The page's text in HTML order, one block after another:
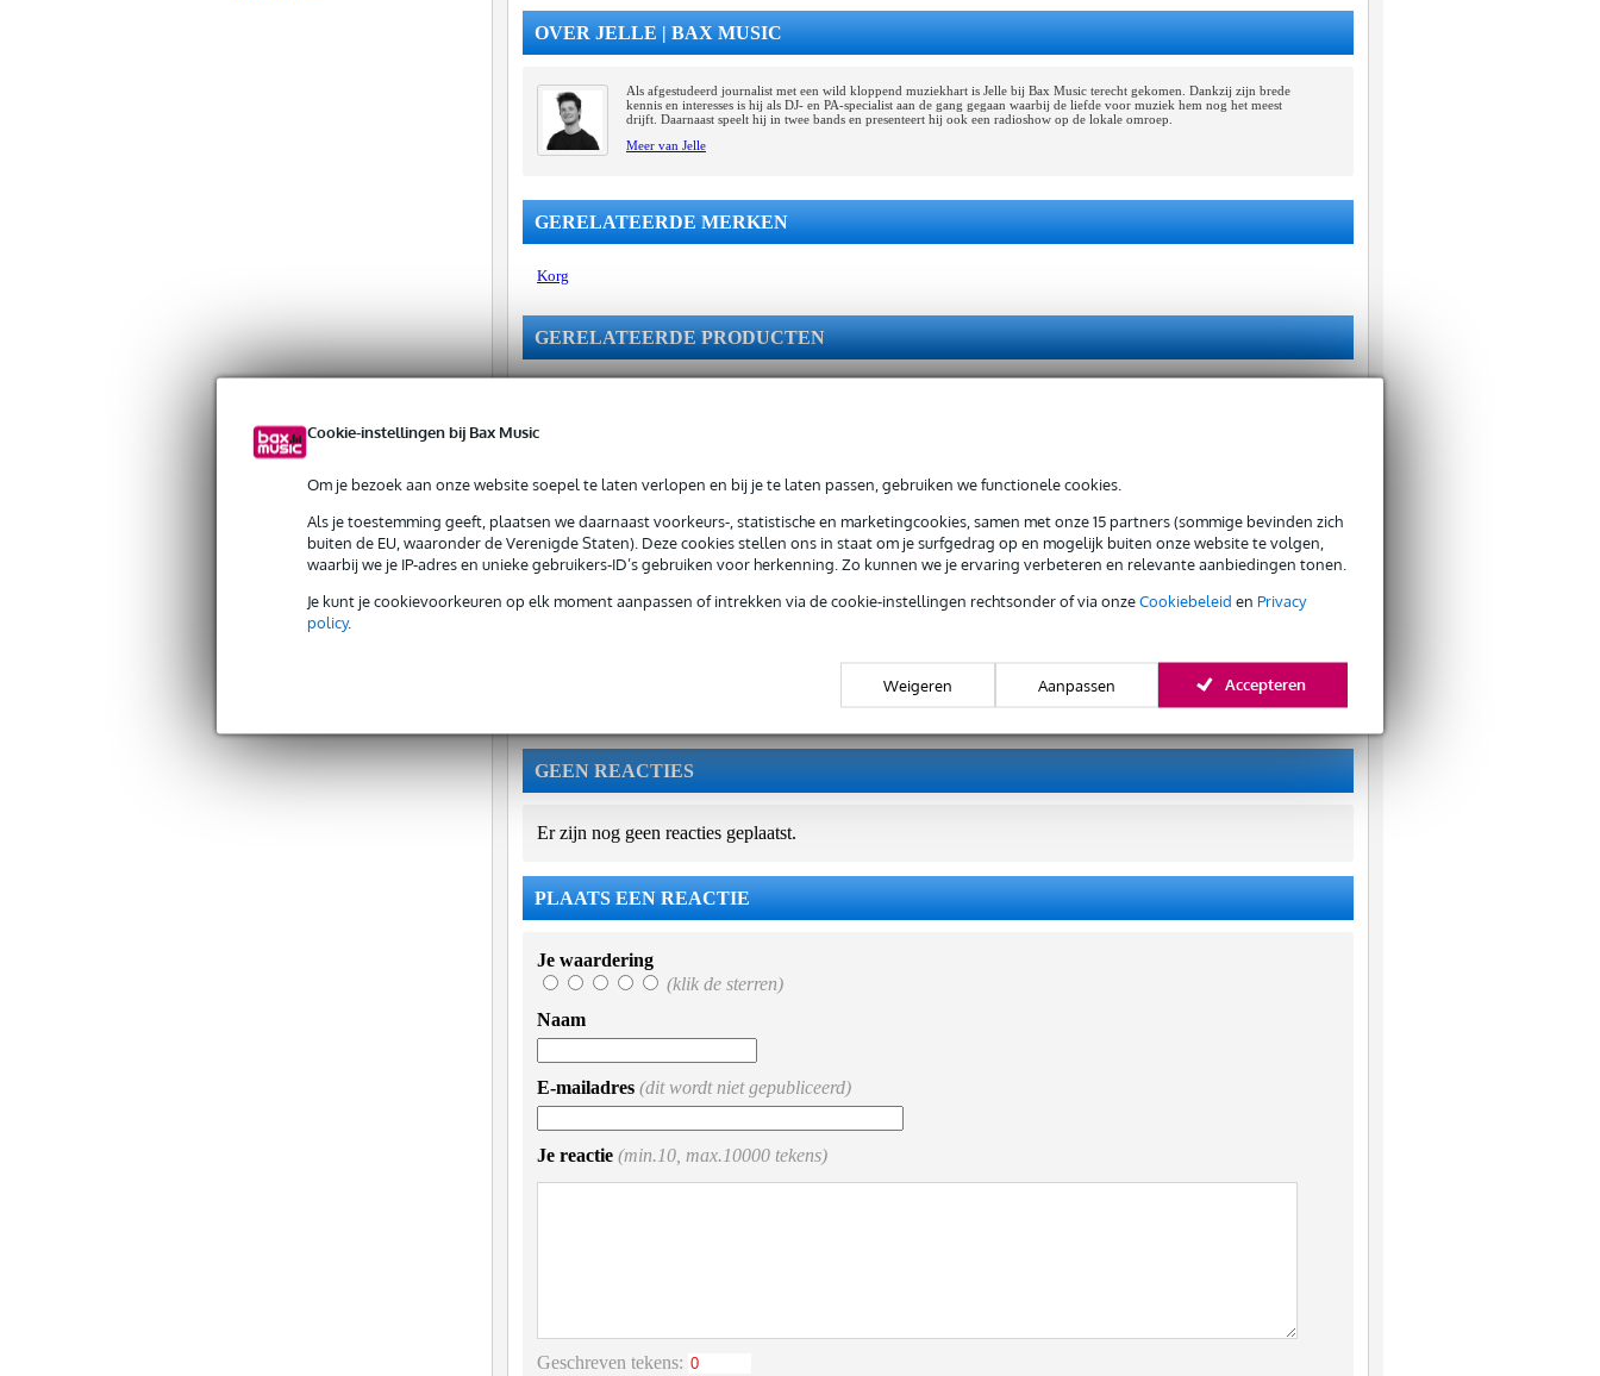
Cookie-instellingen bij Bax Music
Om je bezoek aan onze website soepel te laten verlopen en bij je te laten passen, gebruiken we functionele cookies.
Als je toestemming geeft, plaatsen we daarnaast voorkeurs-, statistische en marketingcookies, samen met onze 15 partners (sommige bevinden zich
buiten de EU, waaronder de Verenigde Staten). Deze cookies stellen ons in staat om je surfgedrag op en mogelijk buiten onze website te volgen,
waarbij we je IP-adres en unieke gebruikers-ID’s gebruiken voor herkenning. Zo kunnen we je ervaring verbeteren en relevante aanbiedingen tonen.
Je kunt je cookievoorkeuren op elk moment aanpassen of intrekken via de cookie-instellingen rechtsonder of via onzeCookiebeleid en Privacy
policy.
Weigeren Aanpassen Accepteren
OVER JELLE | BAX MUSIC
Als afgestudeerd journalist met een wild kloppend muziekhart is Jelle bij Bax Music terecht gekomen. Dankzij zijn brede
kennis en interesses is hij als DJ- en PA-specialist aan de gang gegaan waarbij de liefde voor muziek hem nog het meest
drijft. Daarnaast speelt hij in twee bands en presenteert hij ook een radioshow op de lokale omroep.
Meer van Jelle
GERELATEERDE MERKEN
Korg
GERELATEERDE PRODUCTEN
Korg DS-DAC-
10R DA/AD-
converter en
recorder
GEEN REACTIES
Er zijn nog geen reacties geplaatst.
PLAATS EEN REACTIE
Je waardering
(klik de sterren)
Naam
E-mailadres (dit wordt niet gepubliceerd)
Je reactie (min.10, max.10000 tekens)
Geschreven tekens: